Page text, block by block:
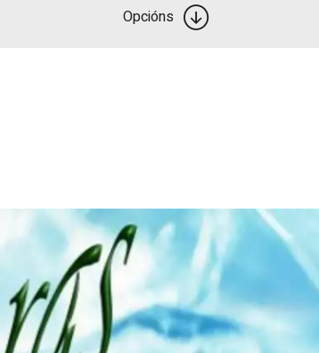
Opcións